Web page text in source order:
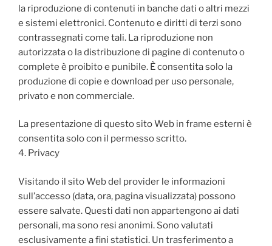
la riproduzione di contenuti in banche dati o altri mezzi
e sistemi elettronici. Contenuto e diritti di terzi sono
contrassegnati come tali. La riproduzione non
autorizzata o la distribuzione di pagine di contenuto o
complete è proibito e punibile. È consentita solo la
produzione di copie e download per uso personale,
privato e non commerciale.
La presentazione di questo sito Web in frame esterni è
consentita solo con il permesso scritto.
4. Privacy
Visitando il sito Web del provider le informazioni
sull’accesso (data, ora, pagina visualizzata) possono
essere salvate. Questi dati non appartengono ai dati
personali, ma sono resi anonimi. Sono valutati
esclusivamente a fini statistici. Un trasferimento a